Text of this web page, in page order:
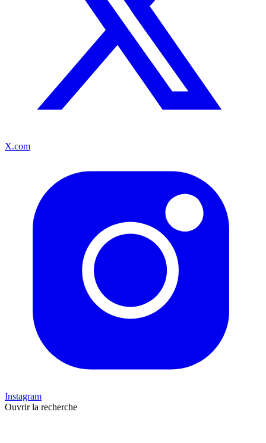
X.com
Instagram
Ouvrir la recherche